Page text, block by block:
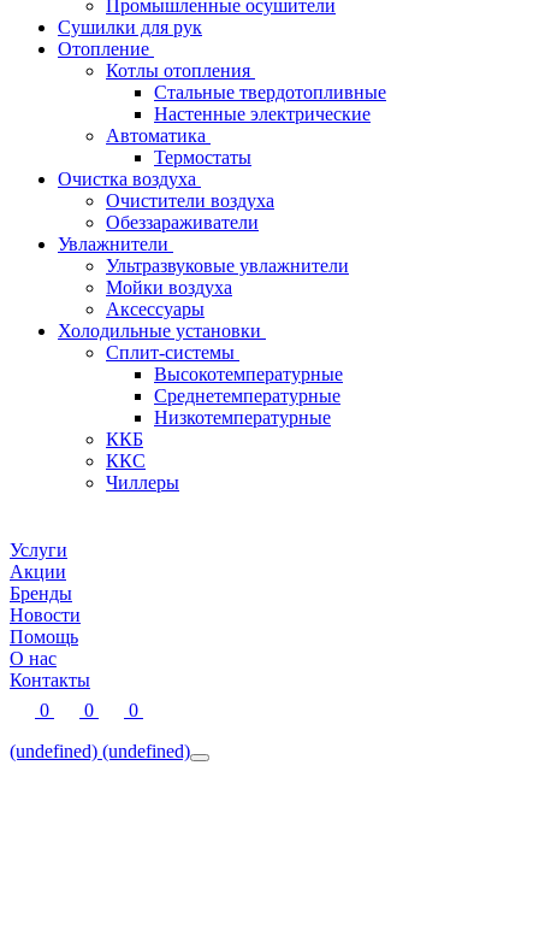
Промышленные осушители
Сушилки для рук
Отопление
Котлы отопления
Стальные твердотопливные
Настенные электрические
Автоматика
Термостаты
Очистка воздуха
Очистители воздуха
Обеззараживатели
Увлажнители
Ультразвуковые увлажнители
Мойки воздуха
Аксессуары
Холодильные установки
Сплит-системы
Высокотемпературные
Среднетемпературные
Низкотемпературные
ККБ
ККС
Чиллеры
Услуги
Акции
Бренды
Новости
Помощь
О нас
Контакты
0
0
0
(undefined) (undefined)